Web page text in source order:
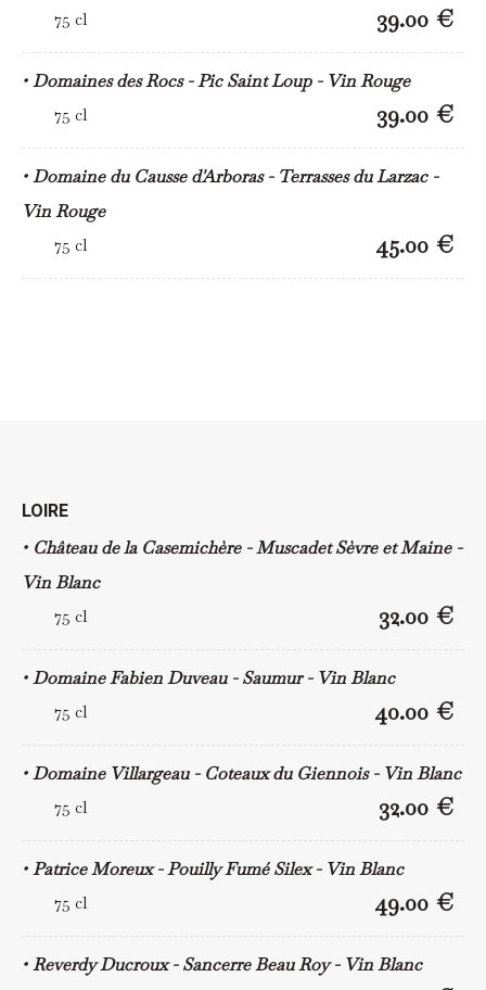
75 cl 39.00 €
Domaines des Rocs - Pic Saint Loup - Vin Rouge
75 cl 39.00 €
Domaine du Causse d'Arboras - Terrasses du Larzac -
Vin Rouge
75 cl 45.00 €
LOIRE
Château de la Casemichère - Muscadet Sèvre et Maine -
Vin Blanc
75 cl 32.00 €
Domaine Fabien Duveau - Saumur - Vin Blanc
75 cl 40.00 €
Domaine Villargeau - Coteaux du Giennois - Vin Blanc
75 cl 32.00 €
Patrice Moreux - Pouilly Fumé Silex - Vin Blanc
75 cl 49.00 €
Reverdy Ducroux - Sancerre Beau Roy - Vin Blanc